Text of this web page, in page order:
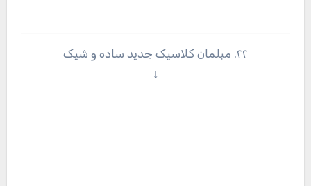
۲۲. مبلمان کلاسیک جدید ساده و شیک
↓